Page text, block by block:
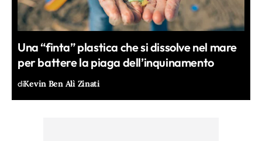
Una “finta” plastica che si dissolve nel mare
per battere la piaga dell’inquinamento
diKevin Ben Alì Zinati